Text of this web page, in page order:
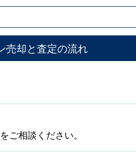
売却と査定の流れ
ご相談ください。